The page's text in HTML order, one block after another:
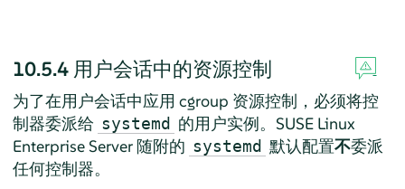
10.5.4 用户会话中的资源控制
为了在用户会话中应用 cgroup 资源控制，必须将控
制器委派给 systemd 的用户实例。 SUSE Linux
Enterprise Server随附的 systemd 默认配置不委派
任何控制器。